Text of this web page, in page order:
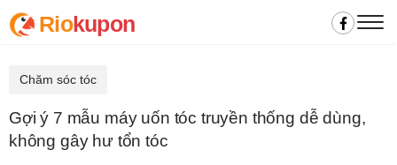
Riokupon
Chăm sóc tóc
Gợi ý 7 mẫu máy uốn tóc truyền thống dễ dùng,
không gây hư tổn tóc